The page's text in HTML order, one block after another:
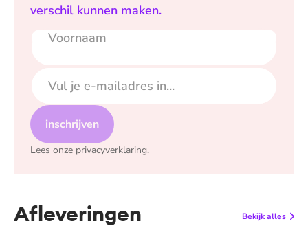
verschil kunnen maken.
Voornaam
E-mailadres
inschrijven
Lees onze privacyverklaring.
Afleveringen Bekijk alles